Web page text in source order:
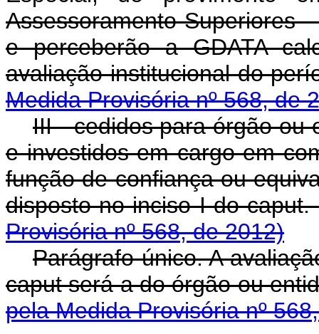
Assessoramento Superiores
e perceberão a GDATA
avaliação
Medida Provisória nº 568, de
III - cedidos para órgão ou
e investidos em cargo em
função de confiança ou
disposto no inciso
Provisória nº 568, de 2012)
Parágrafo único. A
caput será a do órgão
pela Medida Provisória nº